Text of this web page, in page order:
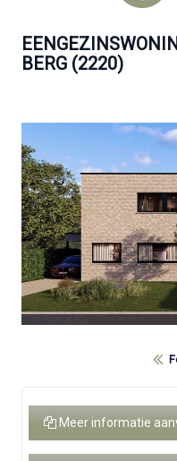
BERG (2220)
Meer informatie